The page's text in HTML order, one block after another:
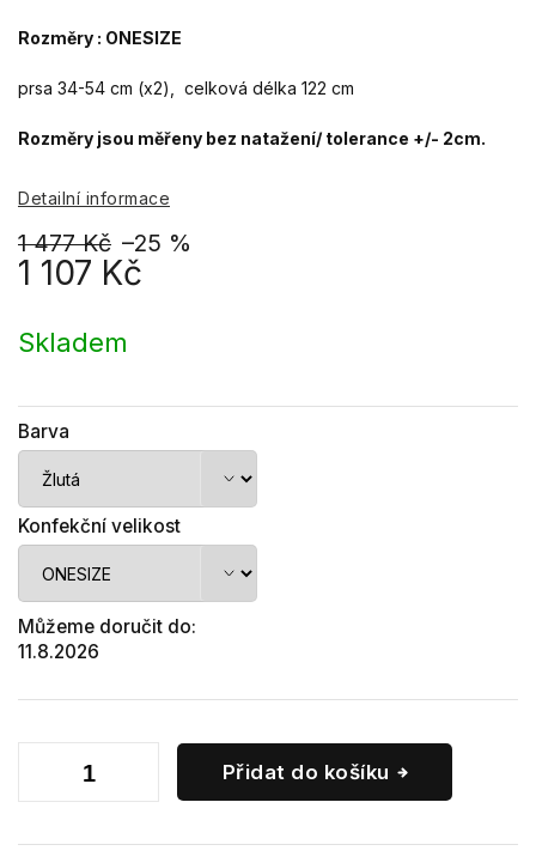
1 477 Kč –25 %
1 107 Kč
cena:
Skladem
Barva
Konfekční velikost
Můžeme doručit do:
11.8.2026
Přidat do košíku
Rozměry : ONESIZE
prsa 34-54 cm (x2), celková délka 122 cm
Rozměry jsou měřeny bez natažení/ tolerance +/- 2cm.
Detailní informace